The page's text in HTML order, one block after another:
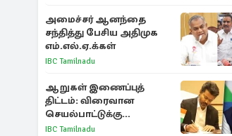
அமைச்சர் ஆனந்தை
சந்தித்து பேசிய அதிமுக
எம்.எல்.ஏ.க்கள்
IBC Tamilnadu
ஆறுகள் இணைப்புத்
திட்டம்: விரைவான
செயல்பாட்டுக்கு
பிரதமருக்கு முதலமைச்சர்
IBC Tamilnadu